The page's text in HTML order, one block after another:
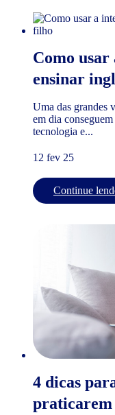
Como
ensinar
Uma das grandes
em dia
tecnologia e...
12 fev 25
Continue
4 dicas
praticarem